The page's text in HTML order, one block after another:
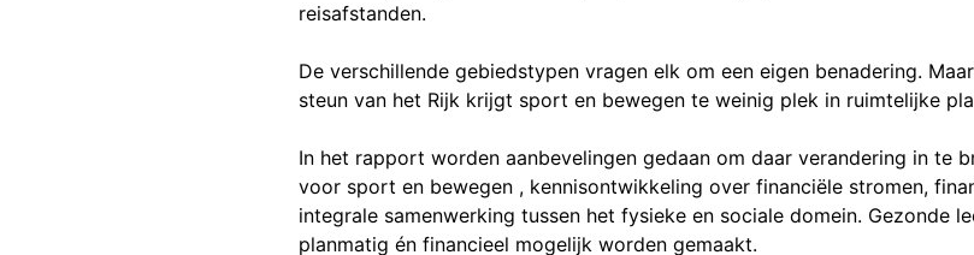
reisafstanden.
De verschillende gebiedstypen vragen elk om een eigen benadering.
steun van het Rijk krijgt sport en bewegen te weinig plek in ruimtelijke
In het rapport worden aanbevelingen gedaan om daar verandering in te
voor sport en bewegen , kennisontwikkeling over financiële stromen,
integrale samenwerking tussen het fysieke en sociale domein. Gezonde
planmatig én financieel mogelijk worden gemaakt.